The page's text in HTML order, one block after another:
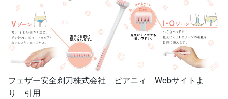
フェザー安全剃刀株式会社 ピアニィ Webサイトよ
り 引用